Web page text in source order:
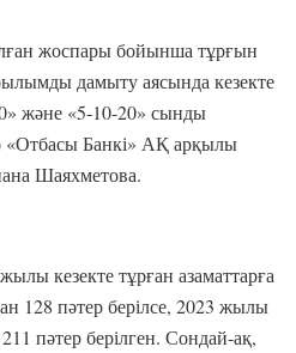
жоспары бойынша тұрғын
дамыту аясында кезекте
және «5-10-20» сынды
«Отбасы Банкі» АҚ арқылы
Шаяхметова.
кезекте тұрған азаматтарға
128 пәтер берілсе, 2023 жылы
пәтер берілген. Сондай-ақ,